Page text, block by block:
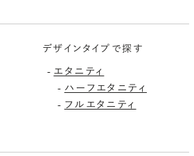
デザインタイプで探す
- エタニティ
- ハーフエタニティ
- フルエタニティ